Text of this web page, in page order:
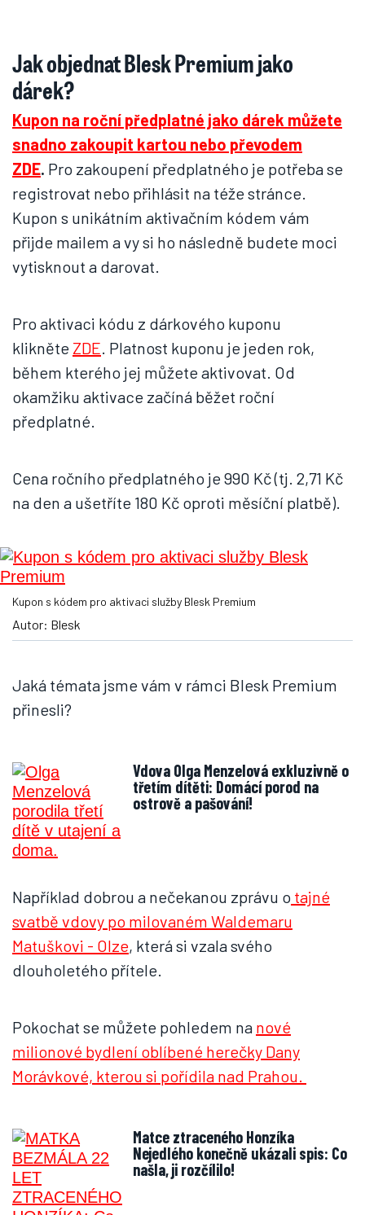
Jak objednat Blesk Premium jako
dárek?
Kupon na roční předplatné jako dárek můžete
snadno zakoupit kartou nebo převodem
ZDE. Pro zakoupení předplatného je potřeba se
registrovat nebo přihlásit na téže stránce.
Kupon s unikátním aktivačním kódem vám
přijde mailem a vy si ho následně budete moci
vytisknout a darovat.
Pro aktivaci kódu z dárkového kuponu
klikněte ZDE. Platnost kuponu je jeden rok,
během kterého jej můžete aktivovat. Od
okamžiku aktivace začíná běžet roční
předplatné.
Cena ročního předplatného je 990 Kč (tj. 2,71 Kč
na den a ušetříte 180 Kč oproti měsíční platbě).
Kupon s kódem pro aktivaci služby Blesk Premium
Autor: Blesk
Jaká témata jsme vám v rámci Blesk Premium
přinesli?
Vdova Olga Menzelová exkluzivně o
třetím dítěti: Domácí porod na
ostrově a pašování!
Například dobrou a nečekanou zprávu o tajné
svatbě vdovy po milovaném Waldemaru
Matuškovi - Olze, která si vzala svého
dlouholetého přítele.
Pokochat se můžete pohledem na nové
milionové bydlení oblíbené herečky Dany
Morávkové, kterou si pořídila nad Prahou.
Matce ztraceného Honzíka
Nejedlého konečně ukázali spis: Co
našla, ji rozčílilo!